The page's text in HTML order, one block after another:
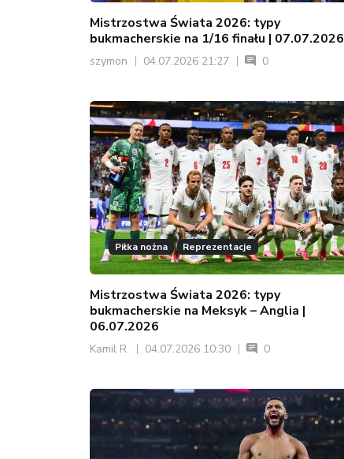
Mistrzostwa Świata 2026: typy
bukmacherskie na 1/16 finału | 07.07.2026
szymon 04.07.2026 21:27 0
Piłka nożna Reprezentacje
Mistrzostwa Świata 2026: typy
bukmacherskie na Meksyk – Anglia |
06.07.2026
Kamil R. 04.07.2026 10:30 0